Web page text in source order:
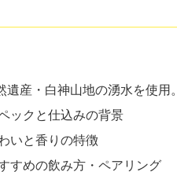
遺産・白神山地の湧水を使用
ックと仕込みの背景
いと香りの特徴
すめの飲み方・ペアリング